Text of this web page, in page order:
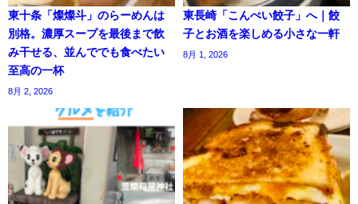
東十条「燦燦斗」のらーめんは
別格。濃厚スープを最後まで飲
み干せる、並んででも食べたい
至高の一杯
8月 2, 2026
東長崎「こんぺい餃子」へ｜餃
子とお酒を楽しめる小さな一軒
8月 1, 2026